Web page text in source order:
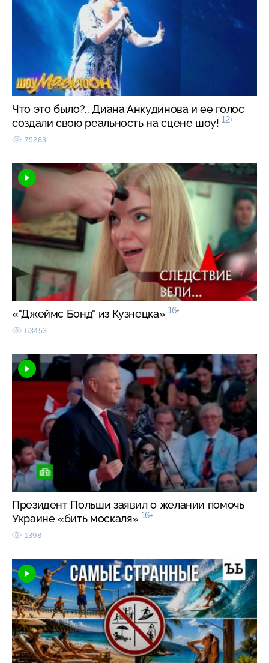
Что это было?.. Диана Анкудинова и ее голос
создали свою реальность на сцене шоу! 12+
75283
«"Джеймс Бонд" из Кузнецка» 16+
63453
Президент Польши заявил о желании помочь
Украине «бить москаля» 16+
1398